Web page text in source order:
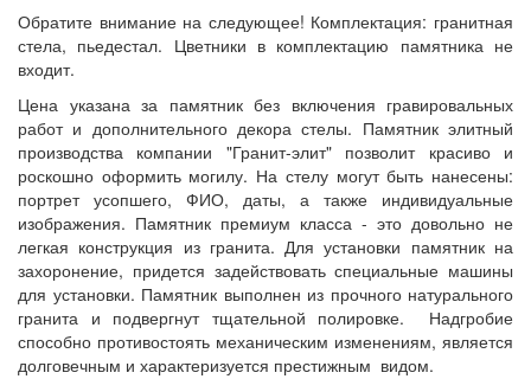
Обратите внимание на следующее! Комплектация: гранитная
стела, пьедестал. Цветники в комплектацию памятника не
входит.
Цена указана за памятник без включения гравировальных
работ и дополнительного декора стелы. Памятник элитный
производства компании "Гранит-элит" позволит красиво и
роскошно оформить могилу. На стелу могут быть нанесены:
портрет усопшего, ФИО, даты, а также индивидуальные
изображения. Памятник премиум класса - это довольно не
легкая конструкция из гранита. Для установки памятник на
захоронение, придется задействовать специальные машины
для установки. Памятник выполнен из прочного натурального
гранита и подвергнут тщательной полировке. Надгробие
способно противостоять механическим изменениям, является
долговечным и характеризуется престижным видом.